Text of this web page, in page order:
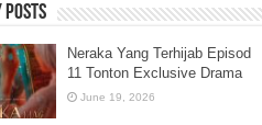
Posts
Neraka Yang Terhijab Episod
11 Tonton Exclusive Drama
June 19, 2026